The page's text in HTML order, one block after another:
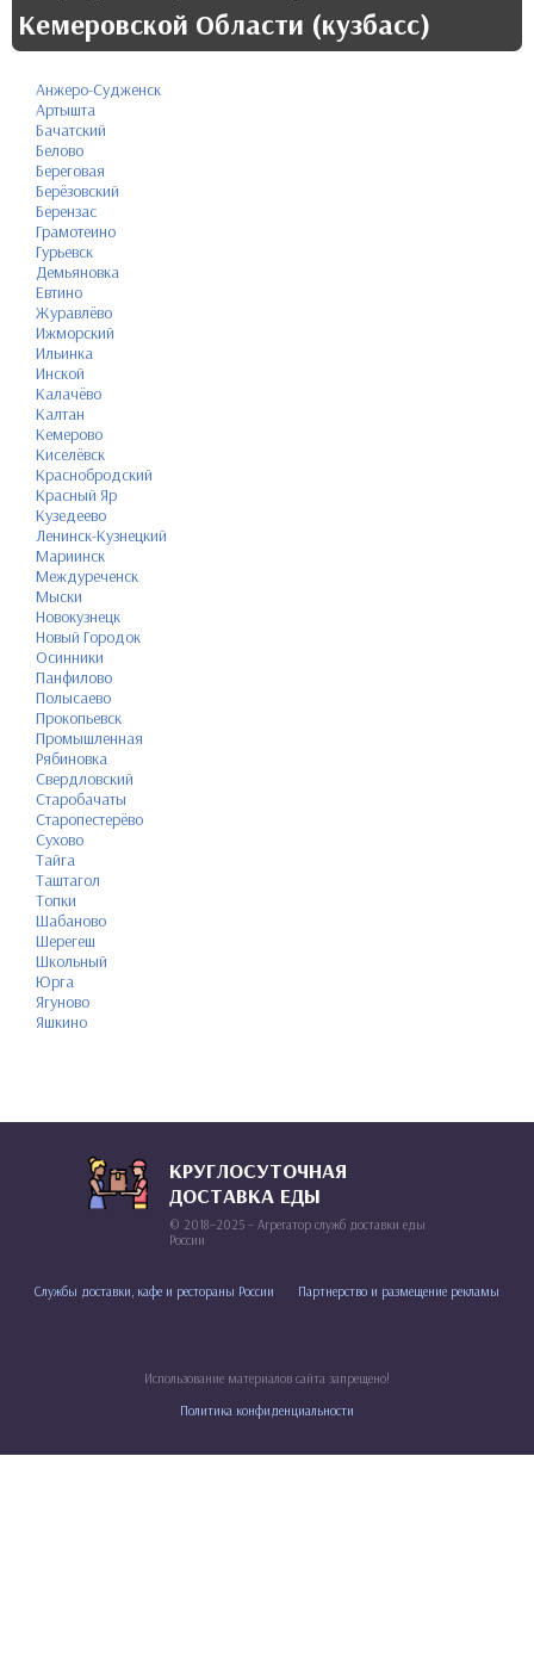
Кемеровской Области (кузбасс)
Анжеро-Судженск
Артышта
Бачатский
Белово
Береговая
Берёзовский
Берензас
Грамотеино
Гурьевск
Демьяновка
Евтино
Журавлёво
Ижморский
Ильинка
Инской
Калачёво
Калтан
Кемерово
Киселёвск
Краснобродский
Красный Яр
Кузедеево
Ленинск-Кузнецкий
Мариинск
Междуреченск
Мыски
Новокузнецк
Новый Городок
Осинники
Панфилово
Полысаево
Прокопьевск
Промышленная
Рябиновка
Свердловский
Старобачаты
Старопестерёво
Сухово
Тайга
Таштагол
Топки
Шабаново
Шерегеш
Школьный
Юрга
Ягуново
Яшкино
КРУГЛОСУТОЧНАЯ
ДОСТАВКА ЕДЫ
© 2018–2025 – Агрегатор служб доставки еды
России
Службы доставки, кафе и рестораны России Партнерство и размещение рекламы
Использование материалов сайта запрещено!
Политика конфиденциальности